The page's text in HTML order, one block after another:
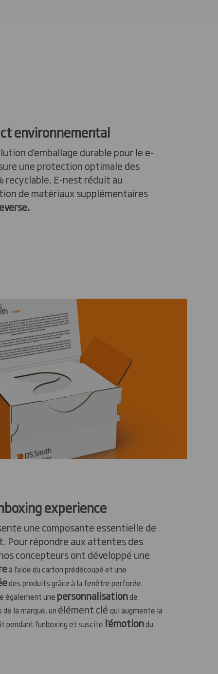
environnemental
d'emballage durable pour le e-
une protection optimale des
recyclable. E-nest réduit au
de matériaux supplémentaires
experience
une composante essentielle de
Pour répondre aux attentes des
concepteurs ont développé une
à l'aide du carton prédécoupé et une
des produits grâce à la fenêtre perforée.
également une personnalisationde
la marque, un élément clé qui augmente la
pendant l'unboxing et suscite l'émotiondu